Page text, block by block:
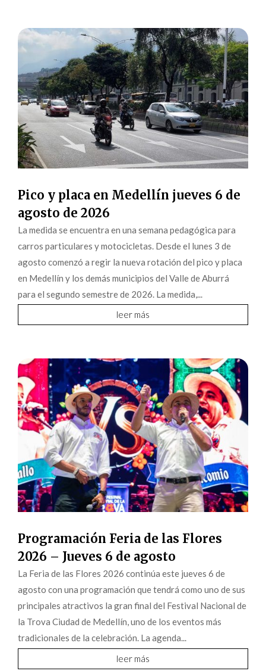
Pico y placa en Medellín jueves 6 de
agosto de 2026
La medida se encuentra en una semana pedagógica para
carros particulares y motocicletas. Desde el lunes 3 de
agosto comenzó a regir la nueva rotación del pico y placa
en Medellín y los demás municipios del Valle de Aburrá
para el segundo semestre de 2026. La medida,...
leer más
Programación Feria de las Flores
2026 – Jueves 6 de agosto
La Feria de las Flores 2026 continúa este jueves 6 de
agosto con una programación que tendrá como uno de sus
principales atractivos la gran final del Festival Nacional de
la Trova Ciudad de Medellín, uno de los eventos más
tradicionales de la celebración. La agenda...
leer más